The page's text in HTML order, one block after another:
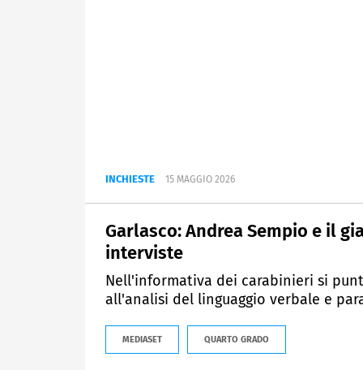
INCHIESTE 15 MAGGIO 2026
Garlasco: Andrea Sempio e il
interviste
Nell'informativa dei carabinieri si
all'analisi del linguaggio verbale e
MEDIASET QUARTO GRADO